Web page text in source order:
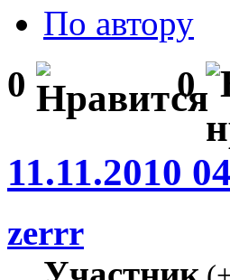
По автору
0 0
11.11.2010
zerrr